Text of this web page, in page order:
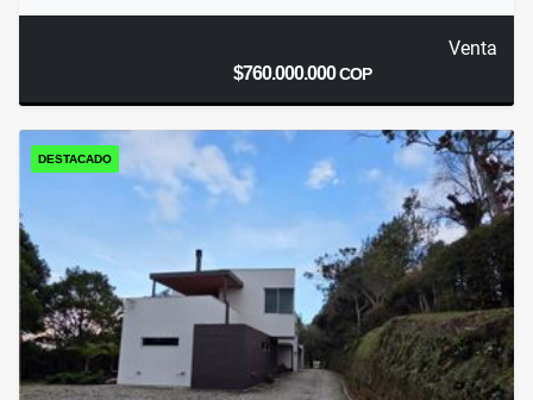
Venta
$760.000.000COP
DESTACADO